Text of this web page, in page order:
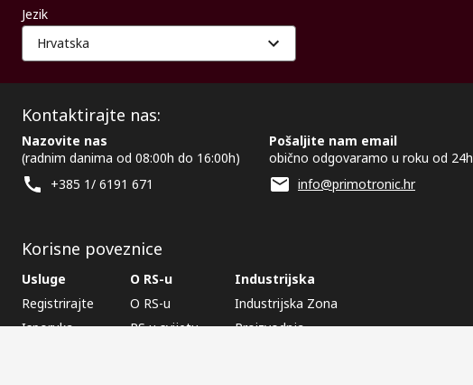
Jezik
Hrvatska
Kontaktirajte nas:
Nazovite nas
(radnim danima od 08:00h do 16:00h)
+385 1/ 6191 671
Pošaljite nam email
obično odgovaramo u roku od 24h
info@primotronic.hr
Korisne poveznice
Usluge
Registrirajte
Isporuka
O RS-u
O RS-u
RS u svijetu
Industrijska
Industrijska Zona
Proizvodnja